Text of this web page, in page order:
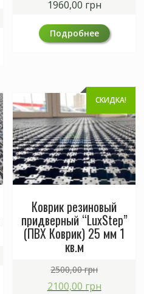
1960,00 грн
Подробнее
СКИДКА!
Коврик резиновый
придверный “LuxStep”
(ПВХ Коврик) 25 мм 1
кв.м
2500,00грн
цена
2100,00 грн